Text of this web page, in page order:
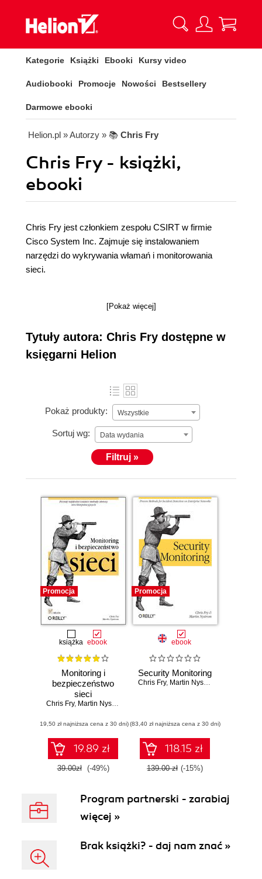
Kategorie Książki Ebooki Kursy video
Audiobooki Promocje Nowości Bestsellery
Darmowe ebooki
Helion.pl » Autorzy » 📚 Chris Fry
Chris Fry - książki,
ebooki
Chris Fry jest członkiem zespołu CSIRT w firmie
Cisco System Inc. Zajmuje się instalowaniem
narzędzi do wykrywania włamań i monitorowania
sieci.
[Pokaż więcej]
Tytuły autora: Chris Fry dostępne w
księgarni Helion
Pokaż produkty: Wszystkie
Sortuj wg: Data wydania
Filtruj »
Promocja
książka ebook
Monitoring i
bezpieczeństwo
sieci
Chris Fry, Martin Nystrom
(19,50 zł najniższa cena z 30 dni)
19.89 zł
39.00zł (-49%)
Promocja
ebook
Security Monitoring
Chris Fry, Martin Nystrom
(83,40 zł najniższa cena z 30 dni)
118.15 zł
139.00 zł (-15%)
Program partnerski - zarabiaj
więcej »
Brak książki? - daj nam znać »